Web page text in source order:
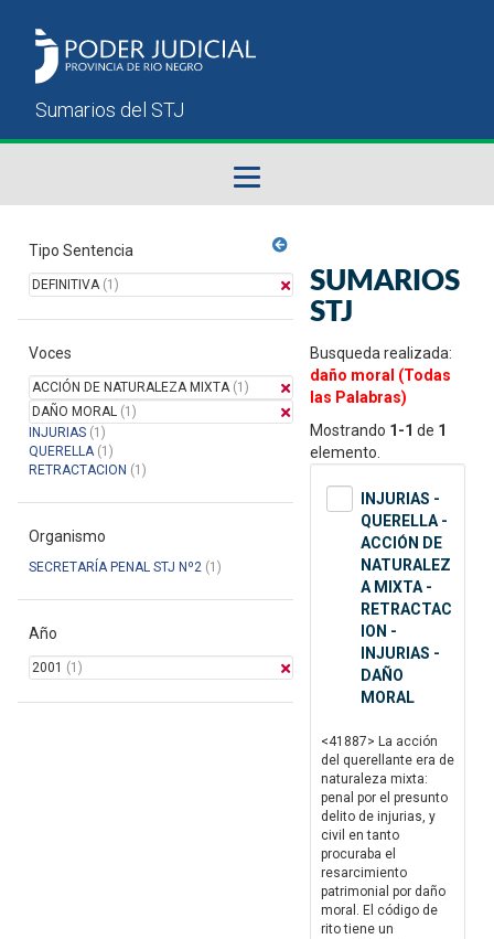
Sumarios del STJ
Manual del Usuario
Tipo Sentencia
DEFINITIVA(1)
Voces
ACCIÓN DE NATURALEZA MIXTA(1)
DAÑO MORAL (1)
INJURIAS (1)
QUERELLA(1)
RETRACTACION (1)
Organismo
SECRETARÍA PENAL STJ Nº2 (1)
Año
2001 (1)
SUMARIOS
STJ
Busqueda realizada:
daño moral (Todas
las Palabras)
Mostrando 1-1 de 1
elemento.
INJURIAS -
QUERELLA -
ACCIÓN DE
NATURALEZ
A MIXTA -
RETRACTAC
ION -
INJURIAS -
DAÑO
MORAL
<41887> La acción
del querellante era de
naturaleza mixta:
penal por el presunto
delito de injurias, y
civil en tanto
procuraba el
resarcimiento
patrimonial por daño
moral. El código de
rito tiene un